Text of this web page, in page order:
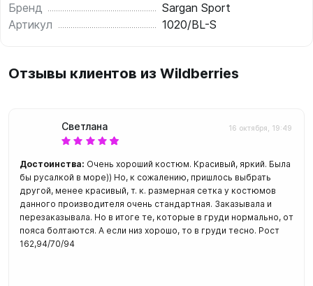
Бренд
Sargan Sport
Артикул
1020/BL-S
Отзывы клиентов из Wildberries
Светлана 16 октября, 19:49
Достоинства: Очень хороший костюм. Красивый, яркий. Была
бы русалкой в море)) Но, к сожалению, пришлось выбрать
другой, менее красивый, т. к. размерная сетка у костюмов
данного производителя очень стандартная. Заказывала и
перезаказывала. Но в итоге те, которые в груди нормально, от
пояса болтаются. А если низ хорошо, то в груди тесно. Рост
162,94/70/94